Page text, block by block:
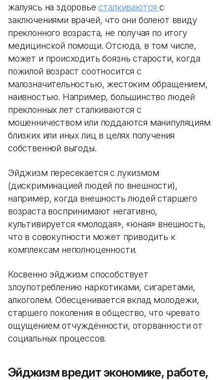
жалуясь на здоровьесталкиваютсяс
заключениями врачей, что они болеют ввиду
преклонного возраста, не получая по итогу
медицинской помощи. Отсюда, в том числе,
может и происходить боязнь старости, когда
пожилой возраст соотносится с
малозначительностью, жестоким обращением,
наивностью. Например, большинство людей
преклонных лет сталкиваются с
мошенничеством или поддаются манипуляциям
близких или иных лиц в целях получения
собственной выгоды.
Эйджизм пересекается с лукизмом
(дискриминацией людей по внешности),
например, когда внешность людей старшего
возраста воспринимают негативно,
культивируется «молодая», «юная» внешность,
что в совокупности может приводить к
комплексам неполноценности.
Косвенно эйджизм способствует
злоупотреблению наркотиками, сигаретами,
алкоголем. Обесценивается вклад молодежи,
старшего поколения в общество, что чревато
ощущением отчуждённости, оторванности от
социальных процессов.
Эйджизм вредит экономике, работе,